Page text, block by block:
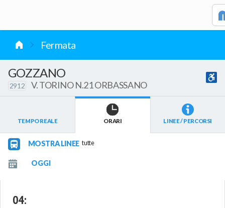
Fermata
GOZZANO
2912 V. TORINO N.21 ORBASSANO
TEMPO REALE ORARI LINEE / PERCORSI
MOSTRA LINEE tutte
04: